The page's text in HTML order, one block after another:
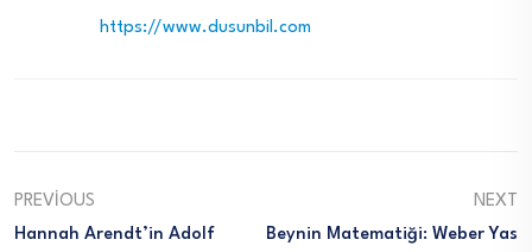
https://www.dusunbil.com
PREVIOUS
Hannah Arendt’in Adolf
NEXT
Beynin Matematiği: Weber Yas